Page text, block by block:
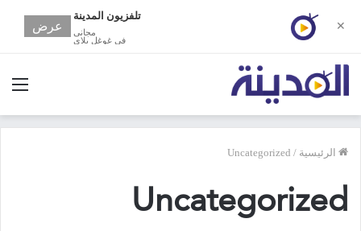
الرئيسية /
Uncategorized
Uncategorized
✕
تلفزيون المدينة
مجانى
في غوغل بلاي
عرض